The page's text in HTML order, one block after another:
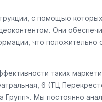
с помощью
Они
что положительно
таких
6 (ТЦ
Групп». Мы постоянно